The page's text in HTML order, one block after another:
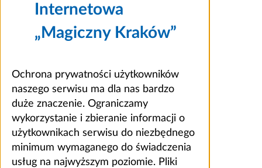
Internetowa
„Magiczny Kraków”
Ochrona prywatności użytkowników
naszego serwisu ma dla nas bardzo
duże znaczenie. Ograniczamy
wykorzystanie i zbieranie informacji o
użytkownikach serwisu do niezbędnego
minimum wymaganego do świadczenia
usług na najwyższym poziomie. Pliki